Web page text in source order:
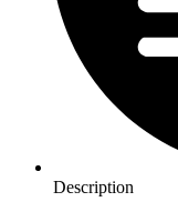
Description